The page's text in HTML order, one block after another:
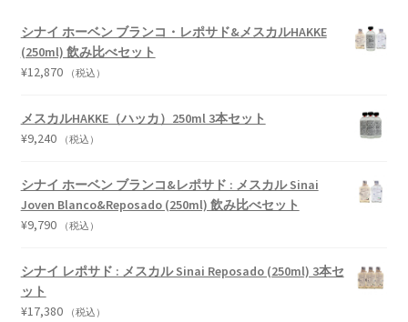
シナイ ホーベン ブランコ・レポサド&メスカルHAKKE
(250ml) 飲み比べセット
¥12,870 （税込）
メスカルHAKKE（ハッカ）250ml 3本セット
¥9,240 （税込）
シナイ ホーベン ブランコ&レポサド : メスカル Sinai
Joven Blanco&Reposado (250ml) 飲み比べセット
¥9,790 （税込）
シナイ レポサド : メスカル Sinai Reposado (250ml) 3本セ
ット
¥17,380 （税込）